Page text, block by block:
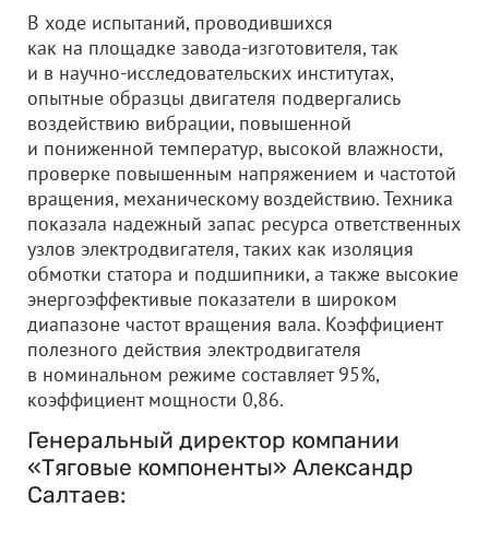
В ходе испытаний, проводившихся
как на площадке завода-изготовителя, так
и в научно-исследовательских институтах,
опытные образцы двигателя подвергались
воздействию вибрации, повышенной
и пониженной температур, высокой влажности,
проверке повышенным напряжением и частотой
вращения, механическому воздействию. Техника
показала надежный запас ресурса ответственных
узлов электродвигателя, таких как изоляция
обмотки статора и подшипники, а также высокие
энергоэффективые показатели в широком
диапазоне частот вращения вала. Коэффициент
полезного действия электродвигателя
в номинальном режиме составляет 95%,
коэффициент мощности 0,86.
Генеральный директор компании
«Тяговые компоненты» Александр
Салтаев: